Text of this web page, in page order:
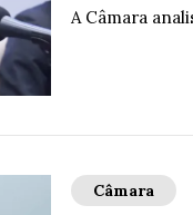
A Câmara
Câmara